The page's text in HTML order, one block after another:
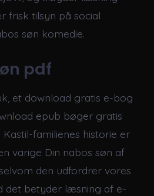
frisk tilsyn på social
søn komedie.
pdf
et download gratis e-bog
epub bøger gratis
familienes historie er
varige Din nabos søn af
den udfordrer vores
det betyder læsning af e-